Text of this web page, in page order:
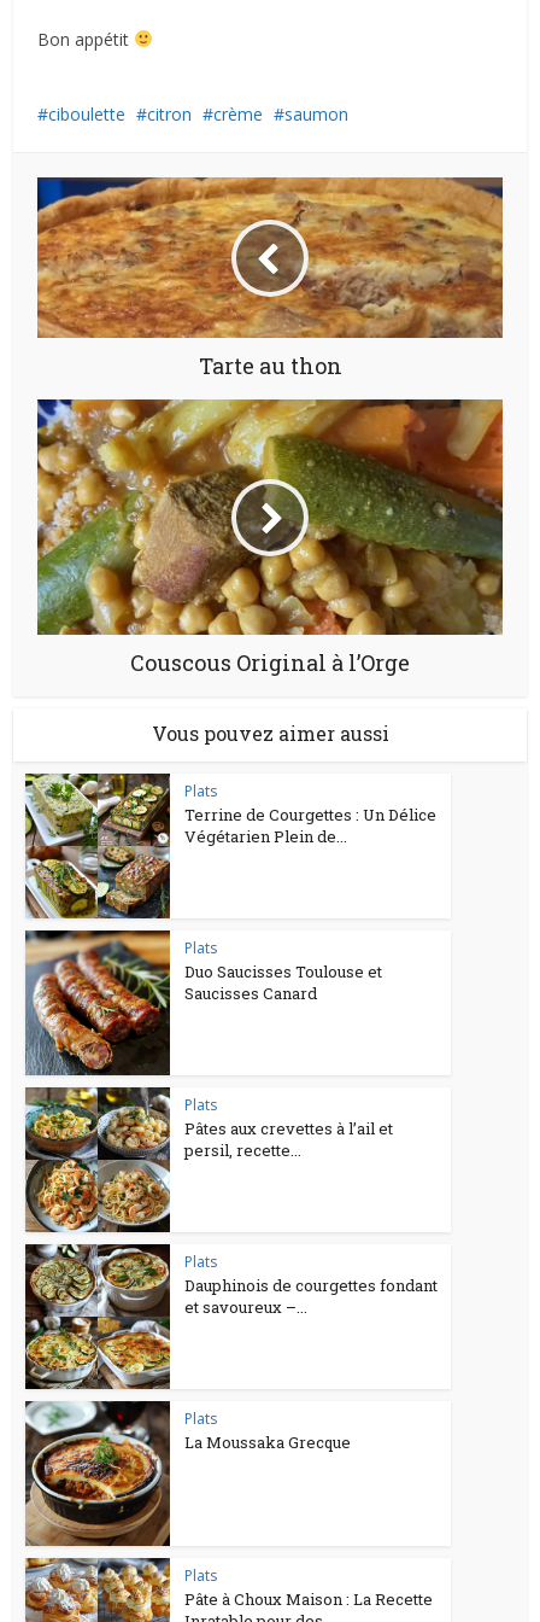
Bon appétit
ciboulette citron crème saumon
Tarte au thon
Couscous Original à l’Orge
Vous pouvez aimer aussi
Plats
Terrine de Courgettes : Un Délice
Végétarien Plein de...
Plats
Duo Saucisses Toulouse et
Saucisses Canard
Plats
Pâtes aux crevettes à l’ail et
persil, recette...
Plats
Dauphinois de courgettes fondant
et savoureux –...
Plats
La Moussaka Grecque
Plats
Pâte à Choux Maison : La Recette